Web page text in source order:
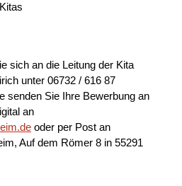
sich an die Leitung der Kita
unter 06732 / 616 87
senden Sie Ihre Bewerbung an
an
oder per Post an
Auf dem Römer 8 in 55291